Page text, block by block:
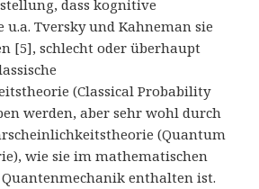
dass kognitive
u.a. Tversky und Kahneman sie
[5], schlecht oder überhaupt
(Classical Probability
werden, aber sehr wohl durch
(Quantum
wie sie im mathematischen
enthalten ist.